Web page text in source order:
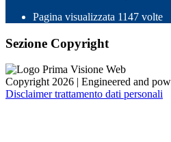
Pagina visualizzata 1147 volte
Sezione Copyright
Copyright 2026 | Engineered and
Disclaimer trattamento dati personali